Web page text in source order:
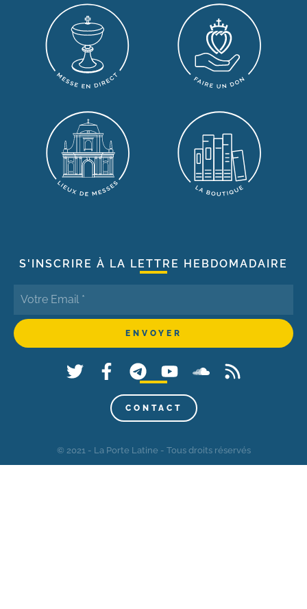
S'INSCRIRE À LA LETTRE HEBDOMADAIRE
CONTACT
© 2021 - La Porte Latine - Tous droits réservés